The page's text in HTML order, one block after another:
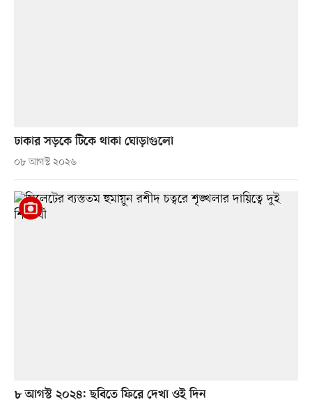
ঢাকার সড়কে টিকে থাকা ঘোড়াগুলো
০৮ আগস্ট ২০২৬
৮ আগস্ট ২০২৪: ছবিতে ফিরে দেখা ওই দিন